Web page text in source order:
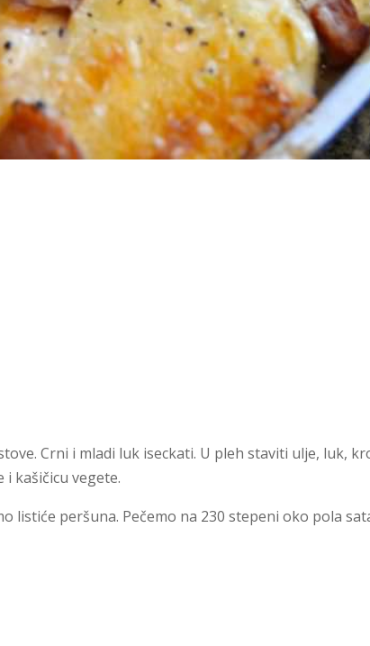
Crni i mladi luk iseckati. U pleh staviti ulje, luk,
kašičicu vegete.
listiće peršuna. Pečemo na 230 stepeni oko pola